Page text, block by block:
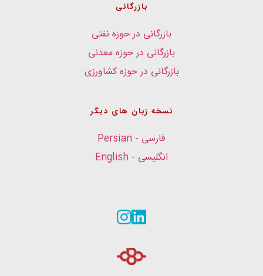
بازرگانی
بازرگانی در حوزه نفتی
بازرگانی در حوزه معدنی
بازرگانی در حوزه کشاورزی
نسخه زبان های دیگر
فارسی - Persian
انگلیسی - English